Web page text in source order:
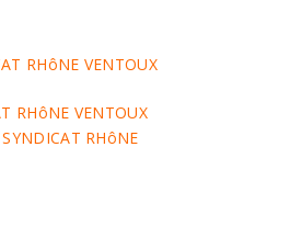
RHôNE VENTOUX
RHôNE VENTOUX
RHôNE